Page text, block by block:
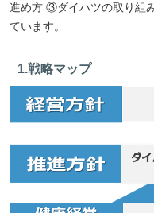
進め方 ③ダイハツの取り組
ています。
1.戦略マップ